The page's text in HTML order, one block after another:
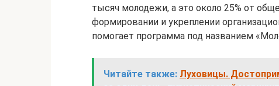
тысяч молодежи, а это около 25% от
формировании и укреплении
помогает программа под названием
Читайте также: Луховицы.